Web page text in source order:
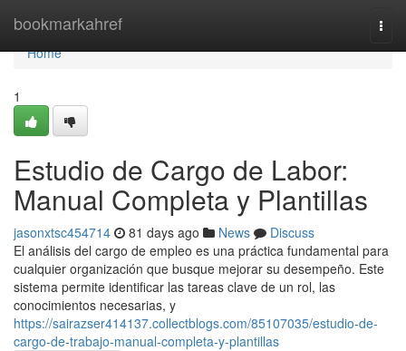
bookmarkahref
Home
Home
1
Estudio de Cargo de Labor:
Manual Completa y Plantillas
jasonxtsc454714 81 days ago News
Discuss
El análisis del cargo de empleo es una práctica fundamental para
cualquier organización que busque mejorar su desempeño. Este
sistema permite identificar las tareas clave de un rol, las
conocimientos necesarias, y
https://sairazser414137.collectblogs.com/85107035/estudio-de-
cargo-de-trabajo-manual-completa-y-plantillas